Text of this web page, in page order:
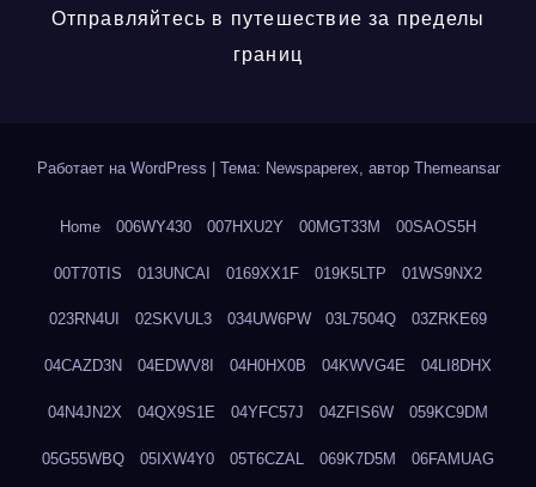
Отправляйтесь в путешествие за пределы
границ
Работает на WordPress Тема: Newspaperex, автор Themeansar
Home 006WY430 007HXU2Y 00MGT33M 00SAOS5H
00T70TIS 013UNCAI 0169XX1F 019K5LTP 01WS9NX2
023RN4UI 02SKVUL3 034UW6PW 03L7504Q 03ZRKE69
04CAZD3N 04EDWV8I 04H0HX0B 04KWVG4E 04LI8DHX
04N4JN2X 04QX9S1E 04YFC57J 04ZFIS6W 059KC9DM
05G55WBQ 05IXW4Y0 05T6CZAL 069K7D5M 06FAMUAG